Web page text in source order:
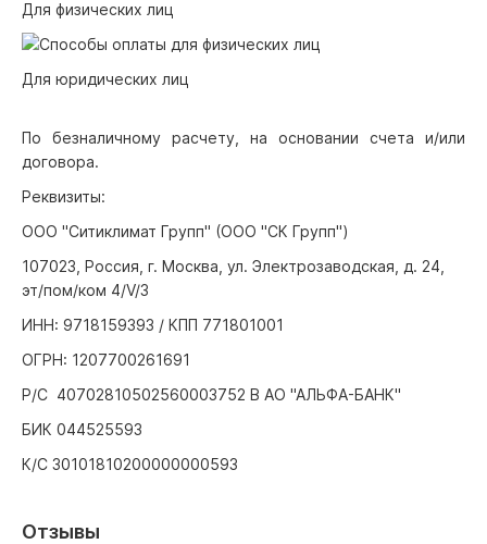
Для физических лиц
Для юридических лиц
По безналичному расчету, на основании счета и/или
договора.
Реквизиты:
ООО "Ситиклимат Групп" (ООО "СК Групп")
107023, Россия, г. Москва, ул. Электрозаводская, д. 24,
эт/пом/ком 4/V/3
ИНН: 9718159393 / КПП 771801001
ОГРН: 1207700261691
Р/С 40702810502560003752 В АО "АЛЬФА-БАНК"
БИК 044525593
К/С 30101810200000000593
Отзывы